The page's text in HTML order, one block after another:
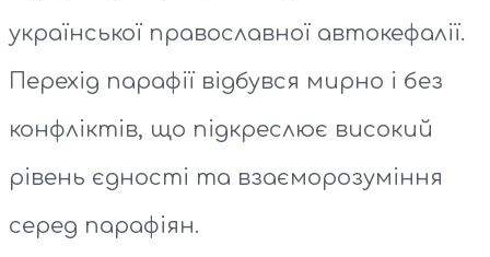
української православної автокефалії.
Перехід парафії відбувся мирно і без
конфліктів, що підкреслює високий
рівень єдності та взаєморозуміння
серед парафіян.